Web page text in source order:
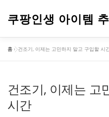
로
쿠팡인생 아이템
컴퓨터 기타
홈 »건조기, 이제는 고민하지 말고 구입할 시
건조기, 이제는 고
시간